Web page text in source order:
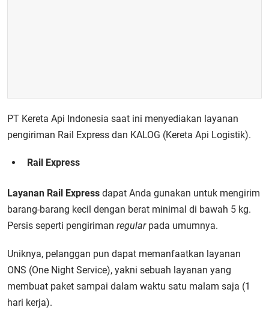
PT Kereta Api Indonesia saat ini menyediakan layanan
pengiriman Rail Express dan KALOG (Kereta Api Logistik).
Rail Express
Layanan Rail Express dapat Anda gunakan untuk mengirim
barang-barang kecil dengan berat minimal di bawah 5 kg.
Persis seperti pengiriman regularpada umumnya.
Uniknya, pelanggan pun dapat memanfaatkan layanan
ONS (One Night Service), yakni sebuah layanan yang
membuat paket sampai dalam waktu satu malam saja (1
hari kerja).